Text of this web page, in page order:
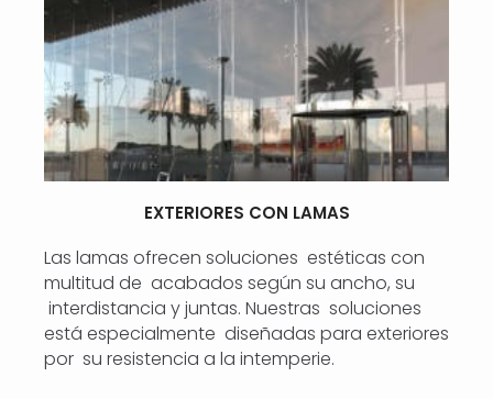
EXTERIORES CON LAMAS
Las lamas ofrecen soluciones estéticas con
multitud de acabados según su ancho, su
interdistancia y juntas. Nuestras soluciones
está especialmente diseñadas para exteriores
por su resistencia a la intemperie.